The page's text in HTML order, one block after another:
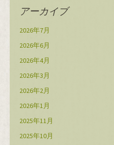
アーカイブ
2026年7月
2026年6月
2026年4月
2026年3月
2026年2月
2026年1月
2025年11月
2025年10月